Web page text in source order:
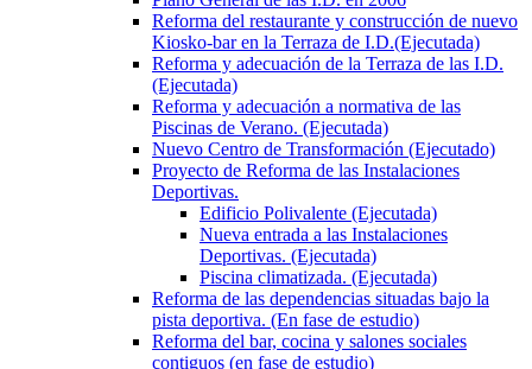
Reforma del restaurante y construcción de nuevo
Kiosko-bar en la Terraza de I.D.(Ejecutada)
Reforma y adecuación de la Terraza de las I.D.
(Ejecutada)
Reforma y adecuación a normativa de las
Piscinas de Verano. (Ejecutada)
Nuevo Centro de Transformación (Ejecutado)
Proyecto de Reforma de las Instalaciones
Deportivas.
Edificio Polivalente (Ejecutada)
Nueva entrada a las Instalaciones
Deportivas. (Ejecutada)
Piscina climatizada. (Ejecutada)
Reforma de las dependencias situadas bajo la
pista deportiva. (En fase de estudio)
Reforma del bar, cocina y salones sociales
contiguos (en fase de estudio)